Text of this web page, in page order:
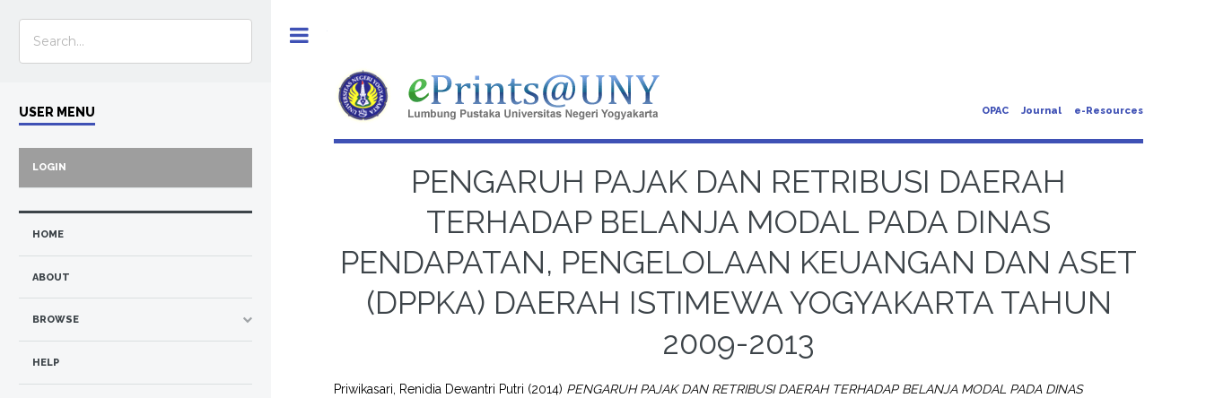
OPAC Journal e-Resources
PENGARUH PAJAK DAN RETRIBUSI DAERAH
TERHADAP BELANJA MODAL PADA DINAS
PENDAPATAN, PENGELOLAAN KEUANGAN DAN ASET
(DPPKA) DAERAH ISTIMEWA YOGYAKARTA TAHUN
2009-2013
Priwikasari, Renidia Dewantri Putri (2014) PENGARUH PAJAK DAN RETRIBUSI DAERAH TERHADAP BELANJA MODAL PADA DINAS
USER MENU
LOGIN
HOME
ABOUT
BROWSE
HELP